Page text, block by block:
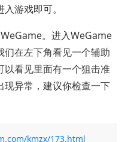
游戏即可。
。进入WeGame
们在左下角看见一个辅助
以看见里面有一个狙击准
现异常，建议你检查一下
kmzx/173.html